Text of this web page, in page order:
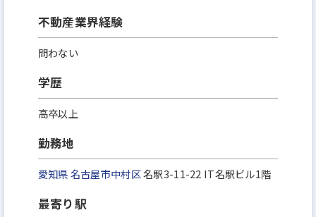
不動産業界経験
問わない
学歴
高卒以上
勤務地
愛知県名古屋市中村区名駅3-11-22 IT名駅ビル1階
最寄り駅